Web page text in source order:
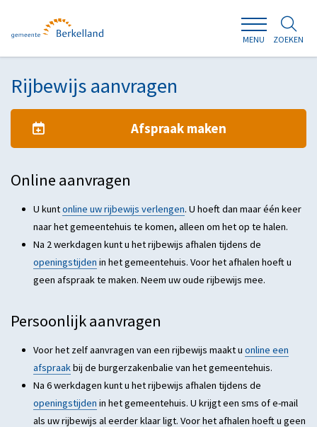
MENU ZOEKEN
Rijbewijs aanvragen
Afspraak maken
Online aanvragen
U kuntonline uw rijbewijs verlengen. U hoeft dan maar één keer
naar het gemeentehuis te komen, alleen om het op te halen.
Na 2 werkdagen kunt u het rijbewijs afhalen tijdens de
openingstijden in het gemeentehuis. Voor het afhalen hoeft u
geen afspraak te maken. Neem uw oude rijbewijs mee.
Persoonlijk aanvragen
Voor het zelf aanvragen van een rijbewijs maakt u online een
afspraakbij de burgerzakenbalie van het gemeentehuis.
Na 6 werkdagen kunt u het rijbewijs afhalen tijdens de
openingstijden in het gemeentehuis. U krijgt een sms of e-mail
als uw rijbewijs al eerder klaar ligt. Voor het afhalen hoeft u geen